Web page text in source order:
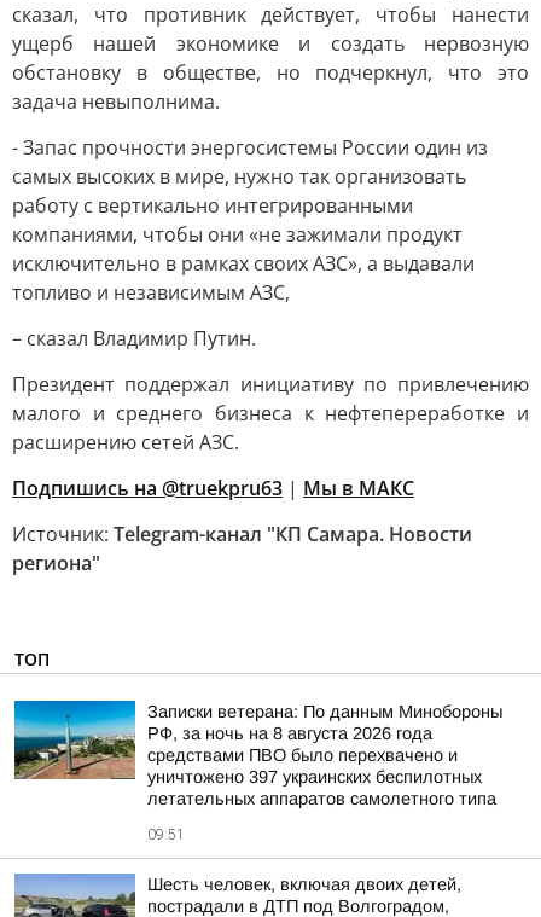
сказал, что противник действует, чтобы нанести
ущерб нашей экономике и создать нервозную
обстановку в обществе, но подчеркнул, что это
задача невыполнима.
- Запас прочности энергосистемы России один из
самых высоких в мире, нужно так организовать
работу с вертикально интегрированными
компаниями, чтобы они «не зажимали продукт
исключительно в рамках своих АЗС», а выдавали
топливо и независимым АЗС,
– сказал Владимир Путин.
Президент поддержал инициативу по привлечению
малого и среднего бизнеса к нефтепереработке и
расширению сетей АЗС.
Подпишись на @truekpru63 | Мы в МАКС
Источник: Telegram-канал "КП Самара. Новости
региона"
ТОП
Записки ветерана: По данным Минобороны
РФ, за ночь на 8 августа 2026 года
средствами ПВО было перехвачено и
уничтожено 397 украинских беспилотных
летательных аппаратов самолетного типа
09:51
Шесть человек, включая двоих детей,
пострадали в ДТП под Волгоградом,